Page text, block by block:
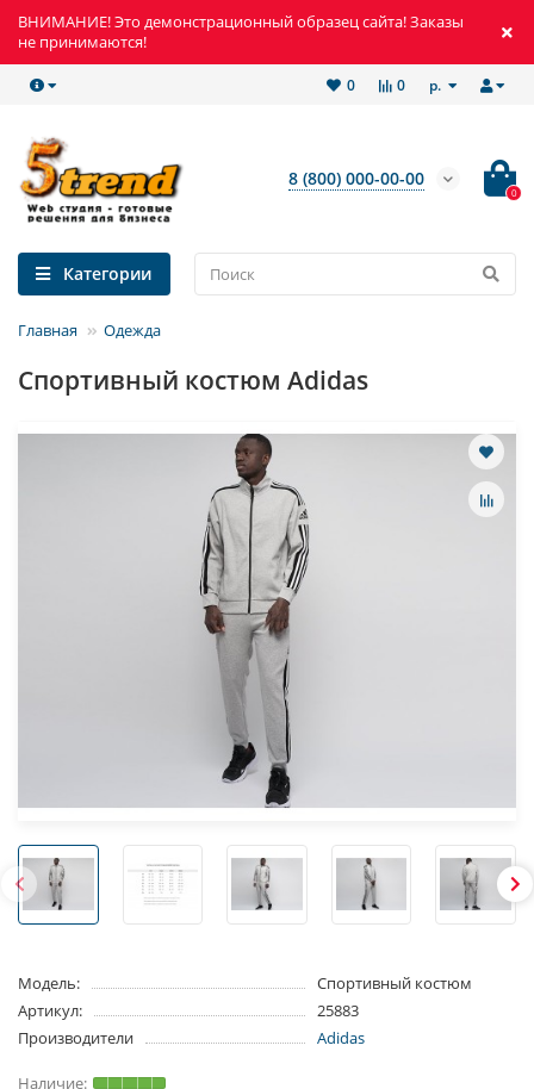
ВНИМАНИЕ! Это демонстрационный образец сайта! Заказы
не принимаются!
р.
0
0
8 (800) 000-00-00
0
Категории
Главная Одежда
Спортивный костюм Adidas
Модель:
Спортивный костюм
Артикул:
25883
Производители
Adidas